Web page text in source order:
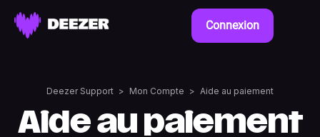
Connexion
Deezer Support Mon Compte Aide au paiement
Aide au paiement